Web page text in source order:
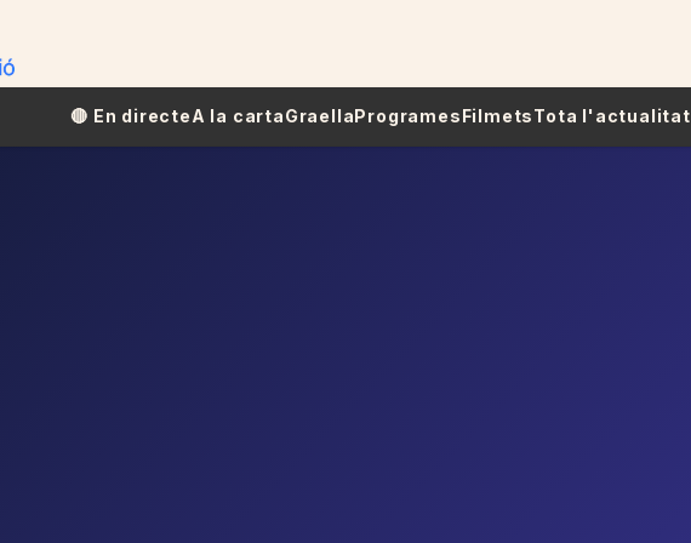
🔴​​ En directeA la cartaGraellaProgramesFilmetsTota l'actualitat